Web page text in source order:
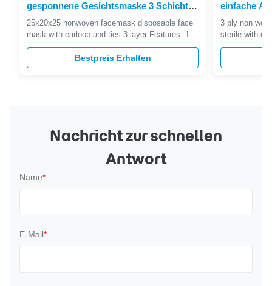
gesponnene Gesichtsmaske 3 Schicht-
hohe Filtrations-Leistungsfähigkeit
25x20x25 nonwoven facemask disposable face
mask with earloop and ties 3 layer Features: 1,
Soft paper,Harmless to Skin 2, Breathable, soft
lining, latex free and fiberglass free; 3, Low
breathing resistance and high filtration
Bestpreis Erhalten
einfache
für
3 ply non
sterile with
face mask is
respiratory
Nachricht zur schnellen
Antwort
Name*
E-Mail*